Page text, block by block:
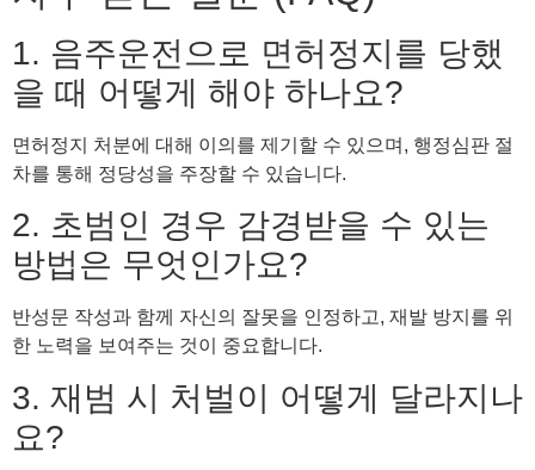
1. 음주운전으로 면허정지를 당했
을 때 어떻게 해야 하나요?
면허정지 처분에 대해 이의를 제기할 수 있으며, 행정심판 절
차를 통해 정당성을 주장할 수 있습니다.
2. 초범인 경우 감경받을 수 있는
방법은 무엇인가요?
반성문 작성과 함께 자신의 잘못을 인정하고, 재발 방지를 위
한 노력을 보여주는 것이 중요합니다.
3. 재범 시 처벌이 어떻게 달라지나
요?